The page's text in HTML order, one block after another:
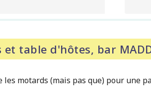
et table d'hôtes, bar
les motards (mais pas que) pour une